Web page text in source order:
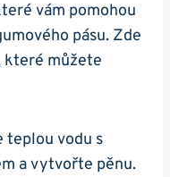
vám pomohou
pásu. Zde⁤
které ⁢můžete
teplou⁢ vodu s
a vytvořte ‌pěnu.